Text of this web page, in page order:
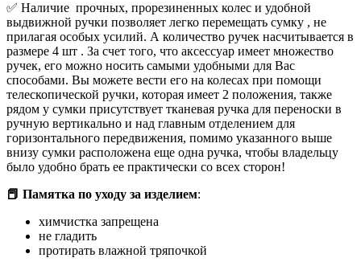
✅ Наличие прочных, прорезиненных колес и удобной
выдвижной ручки позволяет легко перемещать сумку , не
прилагая особых усилий. А количество ручек насчитывается в
размере 4 шт . За счет того, что аксессуар имеет множество
ручек, его можно носить самыми удобными для Вас
способами. Вы можете вести его на колесах при помощи
телескопической ручки, которая имеет 2 положения, также
рядом у сумки присутствует тканевая ручка для переноски в
ручную вертикально и над главным отделением для
горизонтального передвижения, помимо указанного выше
внизу сумки расположена еще одна ручка, чтобы владельцу
было удобно брать ее практически со всех сторон!
📕 Памятка по уходу за изделием:
химчистка запрещена
не гладить
протирать влажной тряпочкой